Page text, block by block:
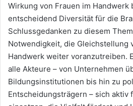
Wirkung von Frauen im Handwerk
entscheidend Diversität für die
Schlussgedanken zu diesem
Notwendigkeit, die Gleichstellung
Handwerk weiter voranzutreiben.
alle Akteure – von Unternehmen
Bildungsinstitutionen bis hin zu
Entscheidungsträgern – sich aktiv